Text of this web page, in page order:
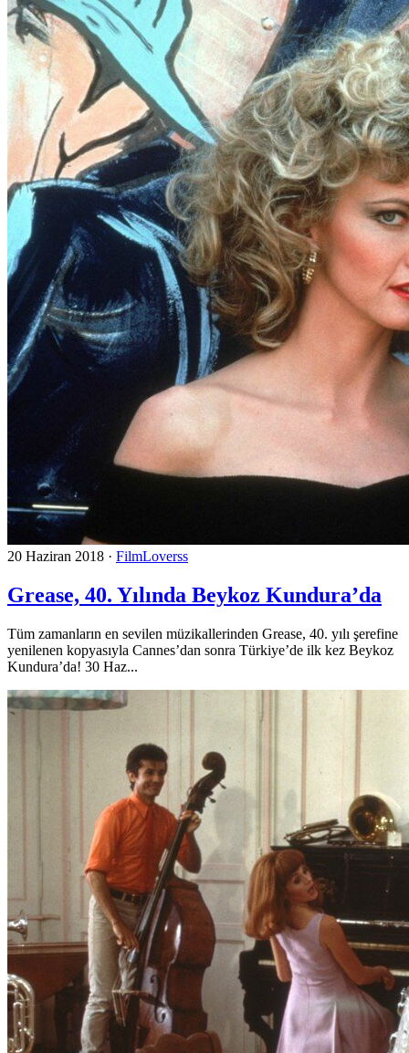
20 Haziran 2018 · FilmLoverss
Grease, 40. Yılında Beykoz Kundura’da
Tüm zamanların en sevilen müzikallerinden Grease, 40. yılı şerefine
yenilenen kopyasıyla Cannes’dan sonra Türkiye’de ilk kez Beykoz
Kundura’da! 30 Haz...